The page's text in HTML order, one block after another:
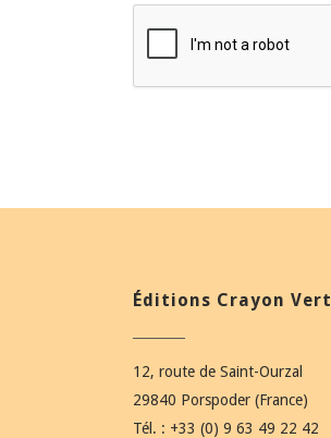
Éditions Crayon Vert
12, route de Saint-Ourzal
29840 Porspoder (France)
Tél. : +33 (0) 9 63 49 22 42